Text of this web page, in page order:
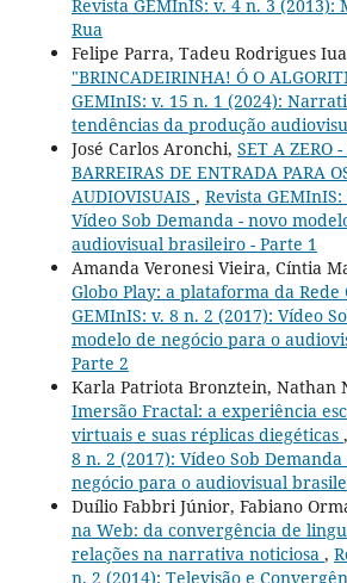
Revista GEMInIS: v. 4 n. 3 (2013):
Rua
Felipe Parra, Tadeu Rodrigues
"BRINCADEIRINHA! Ó O
GEMInIS: v. 15 n. 1 (2024):
tendências da produção
José Carlos Aronchi, SET A ZERO
BARREIRAS DE ENTRADA PARA
AUDIOVISUAIS , Revista
Vídeo Sob Demanda - novo
audiovisual brasileiro - Parte 1
Amanda Veronesi Vieira, Cíntia
Globo Play: a plataforma da Rede
GEMInIS: v. 8 n. 2 (2017): Vídeo
modelo de negócio para o
Parte 2
Karla Patriota Bronztein, Nathan
Imersão Fractal: a experiência
virtuais e suas réplicas diegéticas ,
8 n. 2 (2017): Vídeo Sob
negócio para o audiovisual
Duílio Fabbri Júnior, Fabiano
na Web: da convergência de
relações na narrativa noticiosa ,
n. 2 (2014): Televisão e